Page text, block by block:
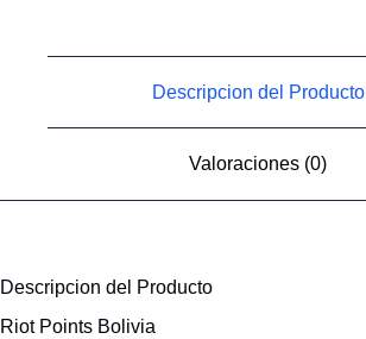
Descripcion del Producto
Valoraciones (0)
Descripcion del Producto
Riot Points Bolivia